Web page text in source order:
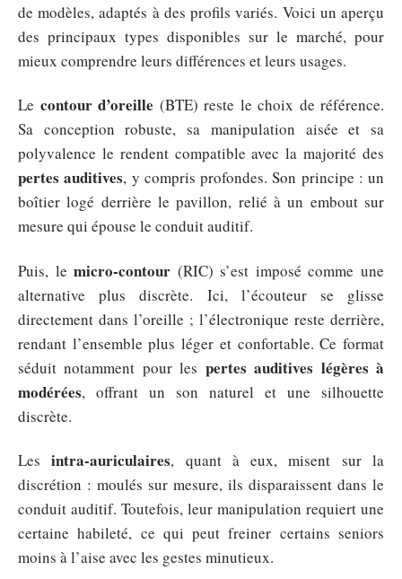
de modèles, adaptés à des profils variés. Voici un aperçu
des principaux types disponibles sur le marché, pour
mieux comprendre leurs différences et leurs usages.
Le contour d’oreille (BTE) reste le choix de référence.
Sa conception robuste, sa manipulation aisée et sa
polyvalence le rendent compatible avec la majorité des
pertes auditives, y compris profondes. Son principe : un
boîtier logé derrière le pavillon, relié à un embout sur
mesure qui épouse le conduit auditif.
Puis, lemicro-contour (RIC) s’est imposé comme une
alternative plus discrète. Ici, l’écouteur se glisse
directement dans l’oreille ; l’électronique reste derrière,
rendant l’ensemble plus léger et confortable. Ce format
séduit notamment pour les pertes auditives légères à
modérées, offrant un son naturel et une silhouette
discrète.
Lesintra-auriculaires, quant à eux, misent sur la
discrétion : moulés sur mesure, ils disparaissent dans le
conduit auditif. Toutefois, leur manipulation requiert une
certaine habileté, ce qui peut freiner certains seniors
moins à l’aise avec les gestes minutieux.